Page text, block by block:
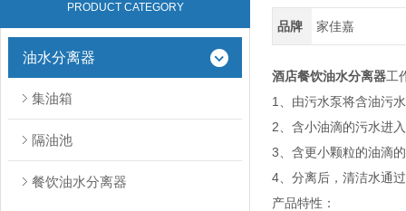
PRODUCT CATEGORY
油水分离器
集油箱
隔油池
餐饮油水分离器
品牌 家佳嘉
酒店餐饮油水分离器工
1、由污水泵将含油污
2、含小油滴的污水进
3、含更小颗粒的油滴
4、分离后，清洁水通
产品特性：